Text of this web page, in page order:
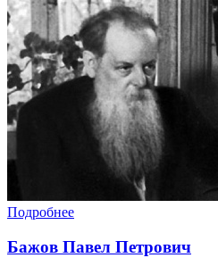
Подробнее
Бажов Павел Петрович